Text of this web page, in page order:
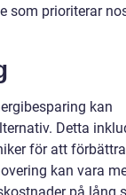
som prioriterar
kan
Detta
för att förbättra
kan vara